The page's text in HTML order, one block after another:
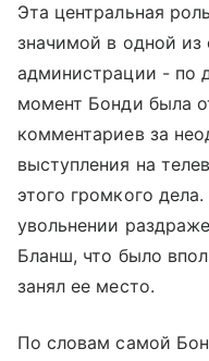
Эта центральная
значимой в одной из
администрации - по
момент Бонди была
комментариев за
выступления на
этого громкого
увольнении
Бланш, что было
занял ее место.
По словам самой